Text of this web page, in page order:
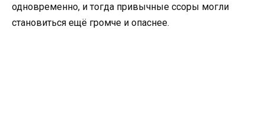
одновременно, и тогда привычные ссоры могли
становиться ещё громче и опаснее.